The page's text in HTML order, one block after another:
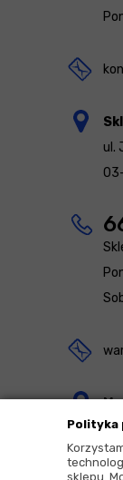
Polityka
sklepu.
ul.
ul.